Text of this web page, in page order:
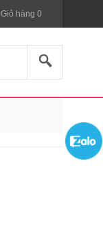
Giỏ hàng 0